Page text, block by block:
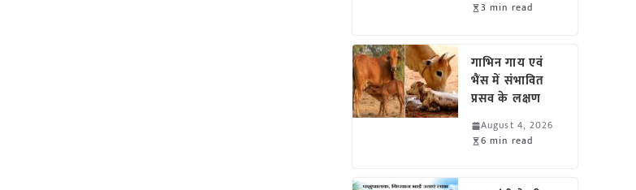
3 min read
गाभिन गाय एवं
भैंस में संभावित
प्रसव के लक्षण
August 4, 2026
6 min read